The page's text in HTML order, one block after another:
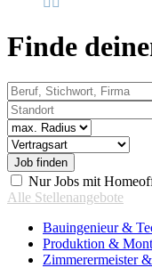
Finde
Beruf, Stichwort, Firma
Standort
Radius
Vertragsart
Nur Jobs mit
Alle Stellenangebote
Bauingenieur &
Produktion &
Zimmerermeister